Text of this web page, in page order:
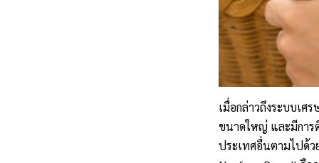
เมื่อกล่าวถึงระบบเศ
ขนาดใหญ่ และมีการ
ประเทศอื่นตามไปด้